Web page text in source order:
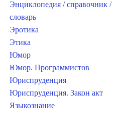
Энциклопедия / справочник /
словарь
Эротика
Этика
Юмор
Юмор. Программистов
Юриспруденция
Юриспруденция. Закон акт
Языкознание